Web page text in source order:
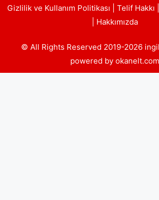
Gizlilik ve Kullanım Politikası Telif Hakkı
Hakkımızda
© All Rights Reserved 2019-2026
powered by okanelt.com